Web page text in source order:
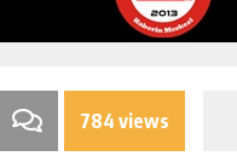
784 views